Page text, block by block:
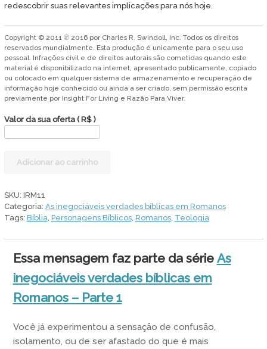
redescobrir suas relevantes implicações para nós hoje.
Copyright © 2011 ℗ 2016 por Charles R. Swindoll, Inc. Todos os direitos
reservados mundialmente. Esta produção é unicamente para o seu uso
pessoal. Infrações civil e de direitos autorais são cometidas quando este
material é disponibilizado na internet, apresentado publicamente, copiado
ou colocado em qualquer sistema de armazenamento e recuperação de
informação hoje conhecido ou ainda a ser criado, sem permissão escrita
previamente por Insight For Living e Razão Para Viver.
Valor da sua oferta ( R$ )
Homem
esperança,
em
quantidade
Adicionar ao carrinho
SKU: IRM11
Categoria: As inegociáveis verdades bíblicas em Romanos
Tags: Bíblia Personagens Bíblicos, Romanos, Teologia
Essa mensagem faz parte da série As
inegociáveis verdades bíblicas em
Romanos – Parte 1
Você já experimentou a sensação de confusão,
isolamento, ou de ser afastado do que é mais